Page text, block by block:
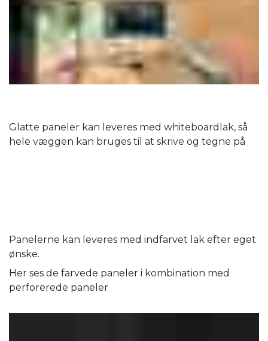
Glatte paneler kan leveres med whiteboardlak, så
hele væggen kan bruges til at skrive og tegne på
Panelerne kan leveres med indfarvet lak efter eget
ønske.
Her ses de farvede paneler i kombination med
perforerede paneler